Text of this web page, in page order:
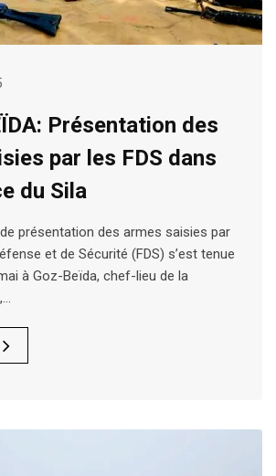
Présentation des
par les FDS dans
du Sila
présentation des armes saisies par
et de Sécurité (FDS) s’est tenue
à Goz-Beïda, chef-lieu de la